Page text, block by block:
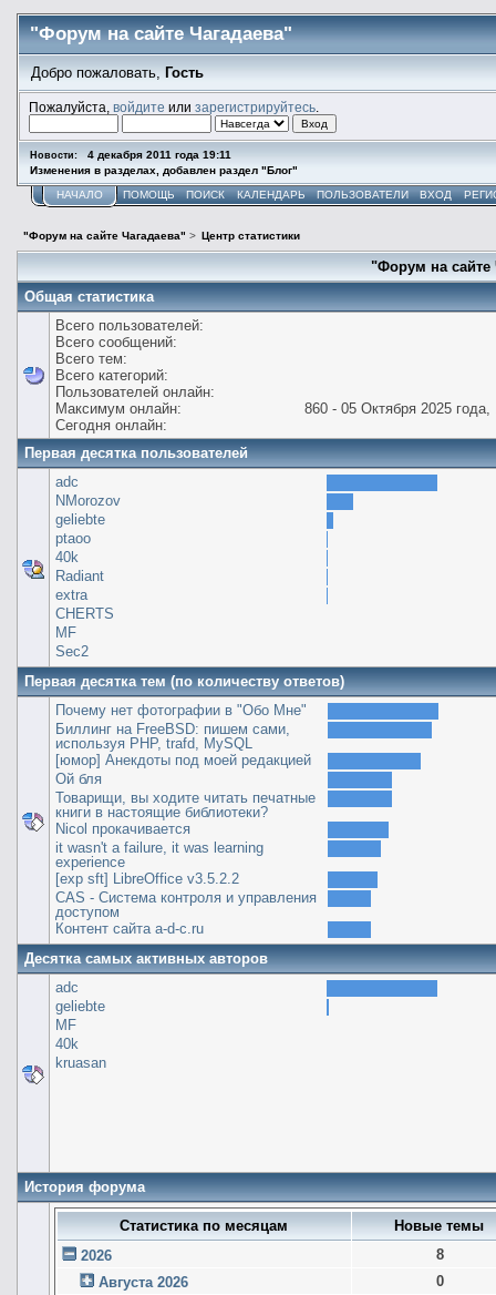
"Форум на сайте Чагадаева"
Добро пожаловать, Гость
Пожалуйста, войдите или зарегистрируйтесь.
Новости:
4 декабря 2011 года 19:11
Изменения в разделах, добавлен раздел "Блог"
НАЧАЛО ПОМОЩЬ ПОИСК КАЛЕНДАРЬ ПОЛЬЗОВАТЕЛИ ВХОД
"Форум на сайте Чагадаева" > Центр статистики
"Форум на сайте
Общая статистика
Всего пользователей:
Всего сообщений:
Всего тем:
Всего категорий:
Пользователей онлайн:
Максимум онлайн:
860 - 05 Октября 2025 года,
Сегодня онлайн:
Первая десятка пользователей
adc
NMorozov
geliebte
ptaoo
40k
Radiant
extra
CHERTS
MF
Sec2
Первая десятка тем (по количеству ответов)
Почему нет фотографии в "Обо Мне"
Биллинг на FreeBSD: пишем сами,
используя PHP, trafd, MySQL
[юмор] Анекдоты под моей редакцией
Ой бля
Товарищи, вы ходите читать печатные
книги в настоящие библиотеки?
Nicol прокачивается
it wasn't a failure, it was learning
experience
[exp sft] LibreOffice v3.5.2.2
CAS - Система контроля и управления
доступом
Контент сайта a-d-c.ru
Десятка самых активных авторов
adc
geliebte
MF
40k
kruasan
История форума
Статистика по месяцам
Новые темы
2026
8
Августа 2026
0